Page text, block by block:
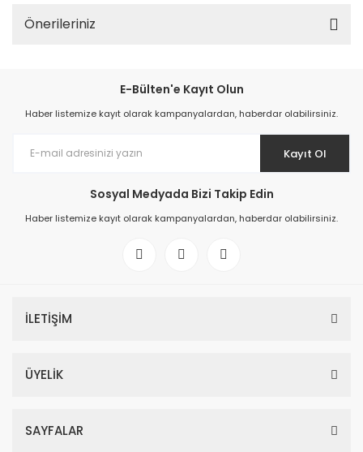
Önerileriniz
E-Bülten'e Kayıt Olun
Haber listemize kayıt olarak kampanyalardan, haberdar olabilirsiniz.
Kayıt Ol
Sosyal Medyada Bizi Takip Edin
Haber listemize kayıt olarak kampanyalardan, haberdar olabilirsiniz.
İLETİŞİM
ÜYELİK
SAYFALAR